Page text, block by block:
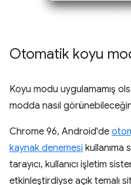
Otomatik koyu
Koyu modu uygulamamış
modda nasıl
Chrome 96, Android'de
kaynak denemesi kullanıma
tarayıcı, kullanıcı işletim
etkinleştirdiyse açık temalı